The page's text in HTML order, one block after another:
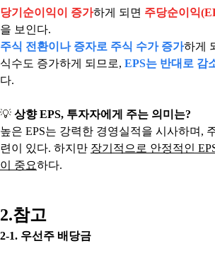
당기순이익이 증가하게 되면 주당순이익
을 보인다.
주식 전환이나 증자로 주식 수가 증가하게
식수도 증가하게 되므로, EPS는 반대로 감
다.
💡 상향 EPS, 투자자에게 주는 의미는?
높은 EPS는 강력한 경영실적을 시사하며,
련이 있다. 하지만 장기적으로 안정적인
이 중요하다.
2.참고
2-1. 우선주 배당금